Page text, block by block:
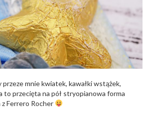
przeze mnie kwiatek, kawałki wstążek,
to przecięta na pół stryopianowa forma
Ferrero Rocher